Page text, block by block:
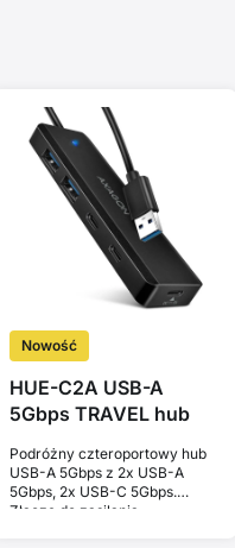
Nowość
HUE-C2A USB-A
5Gbps TRAVEL hub
Podróżny czteroportowy hub
USB-A 5Gbps z 2x USB-A
5Gbps, 2x USB-C 5Gbps.
Złącze do zasilania